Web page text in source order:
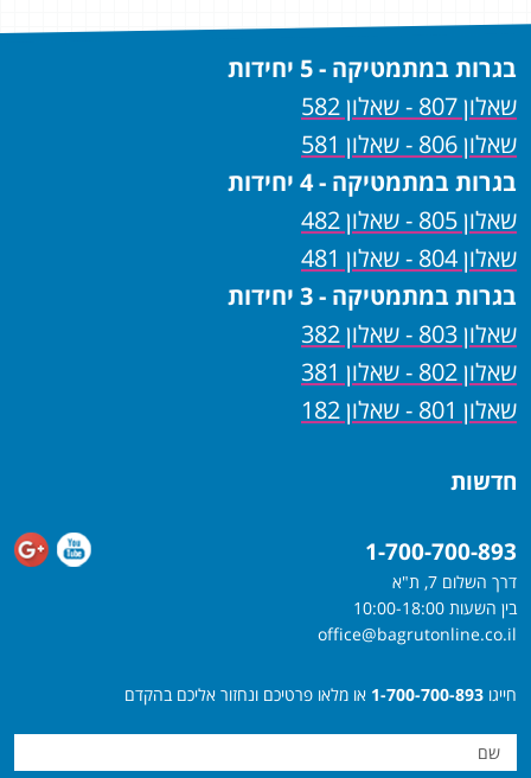
בגרות במתמטיקה - 5 יחידות
שאלון 807 - שאלון 582
שאלון 806 - שאלון 581
בגרות במתמטיקה - 4 יחידות
שאלון 805 - שאלון 482
שאלון 804 - שאלון 481
בגרות במתמטיקה - 3 יחידות
שאלון 803 - שאלון 382
שאלון 802 - שאלון 381
שאלון 801 - שאלון 182
חדשות
1-700-700-893
דרך השלום 7, ת"א
בין השעות 10:00-18:00
office@bagrutonline.co.il
חייגו 1-700-700-893 או מלאו פרטיכם ונחזור אליכם בהקדם